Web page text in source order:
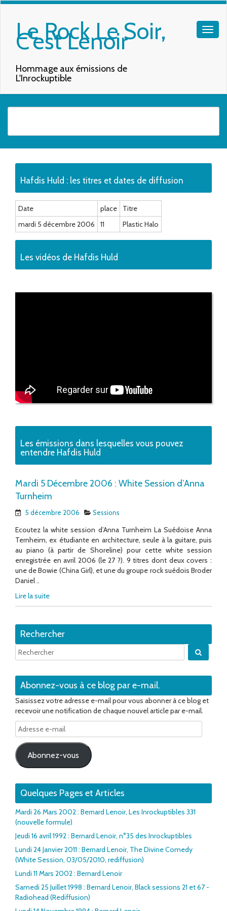
Le Rock Le Soir,
C'est Lenoir
Hommage aux émissions de
L'Inrockuptible
Hafdis Huld : les titres et dates de diffusion
Date place
Titre
mardi 5 décembre 2006
11 Plastic Halo
Les vidéos de Hafdis Huld
Les émissions dans lesquelles vous pouvez
entendre Hafdis Huld
Mardi 5 Décembre 2006 : White Session d’Anna
Turnheim
5 décembre 2006 Sessions
Ecoutez la white session d’Anna Turnheim La Suédoise Anna
Ternheim, ex étudiante en architecture, seule à la guitare, puis
au piano (à partir de Shoreline) pour cette white session
enregistrée en avril 2006 (le 27 ?). 9 titres dont deux covers :
une de Bowie (China Girl), et une du groupe rock suédois Broder
Daniel ..
Lire la suite
Rechercher
Abonnez-vous à ce blog par e-mail.
Saisissez votre adresse e-mail pour vous abonner à ce blog et
recevoir une notification de chaque nouvel article par e-mail.
Adresse
e-
mail
Abonnez-vous
Quelques Pages et Articles
Mardi 26 Mars 2002 : Bernard Lenoir, Les Inrockuptibles 331
(nouvelle formule)
Jeudi 16 avril 1992 : Bernard Lenoir, n°35 des Inrockuptibles
Lundi 24 Janvier 2011 : Bernard Lenoir, The Divine Comedy
(White Session, 03/05/2010, rediffusion)
Lundi 11 Mars 2002 : Bernard Lenoir
Samedi 25 Juillet 1998 : Bernard Lenoir, Black sessions 21 et 67 -
Radiohead (Rediffusion)